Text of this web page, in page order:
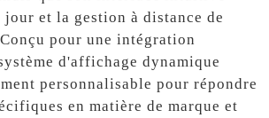
et la gestion à distance de
pour une intégration
d'affichage dynamique
personnalisable pour répondre
en matière de marque et